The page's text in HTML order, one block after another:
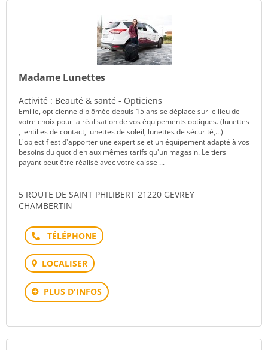
Madame Lunettes
Activité : Beauté & santé - Opticiens
Emilie, opticienne diplômée depuis 15 ans se déplace sur le lieu de
votre choix pour la réalisation de vos équipements optiques. (lunettes
, lentilles de contact, lunettes de soleil, lunettes de sécurité,...)
L'objectif est d'apporter une expertise et un équipement adapté à vos
besoins du quotidien aux mêmes tarifs qu'un magasin. Le tiers
payant peut être réalisé avec votre caisse ...
5 ROUTE DE SAINT PHILIBERT 21220 GEVREY
CHAMBERTIN
Téléphone
LOCALISER
PLUS D'INFOS